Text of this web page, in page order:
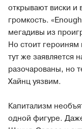
открывают виски и
громкость.
мегадивы из
Но стоит героиням
тут же заявляется
разочарованы, но
Хайнц уязвим.
Капитализм
одной фигуре.